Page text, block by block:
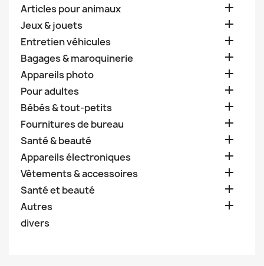
Articles pour animaux 
Jeux & jouets 
Entretien véhicules 
Bagages & maroquinerie 
Appareils photo 
Pour adultes 
Bébés & tout-petits 
Fournitures de bureau 
Santé & beauté 
Appareils électroniques 
Vêtements & accessoires 
Santé et beauté 
Autres 
divers